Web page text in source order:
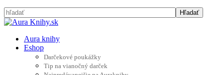
Aura knihy
Eshop
Darčekové poukážky
Tip na vianočný darček